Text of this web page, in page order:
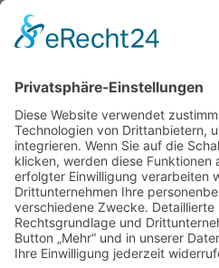
Konetzny Consulting Services
Inh. Matthias Konetzny
Deichelweg 7 I 82205 Gilching
Mobil: +49 160 9491 6678